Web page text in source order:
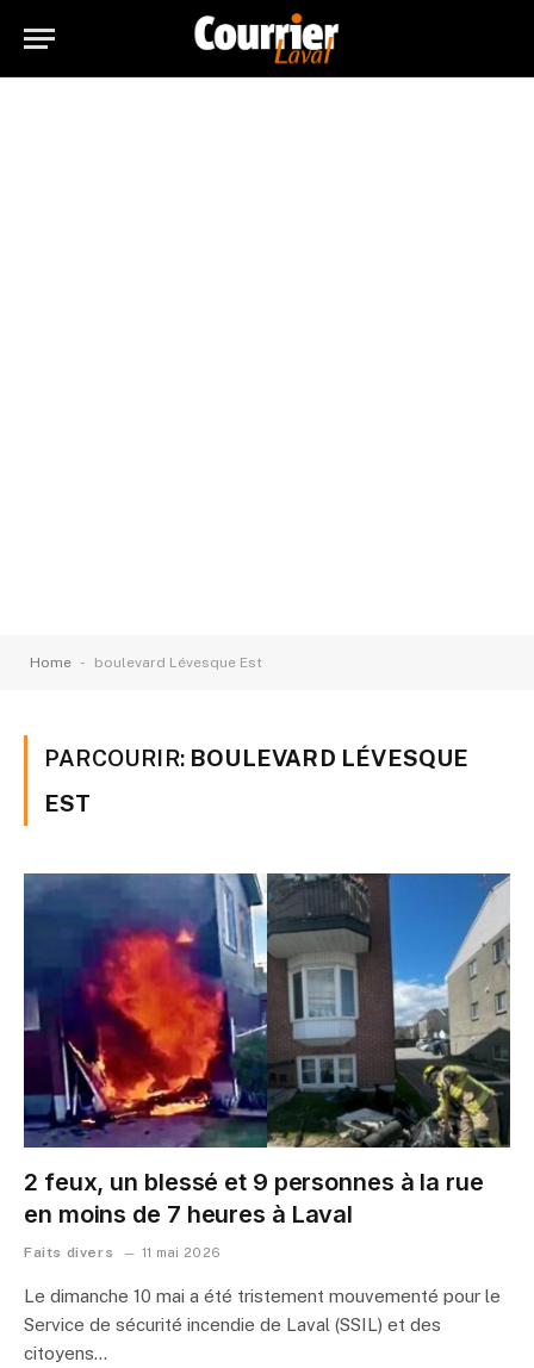
Home - boulevard Lévesque Est
PARCOURIR: BOULEVARD LÉVESQUE
EST
2 feux, un blessé et 9 personnes à la rue
en moins de 7 heures à Laval
Faits divers 11 mai 2026
Le dimanche 10 mai a été tristement mouvementé pour le
Service de sécurité incendie de Laval (SSIL) et des
citoyens…